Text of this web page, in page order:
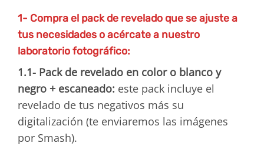
1- Compra el pack de revelado que se ajuste a
tus necesidades o acércate a nuestro
laboratorio fotográfico:
1.1- Pack de revelado en color o blanco y
negro + escaneado: este pack incluye el
revelado de tus negativos más su
digitalización (te enviaremos las imágenes
por Smash).